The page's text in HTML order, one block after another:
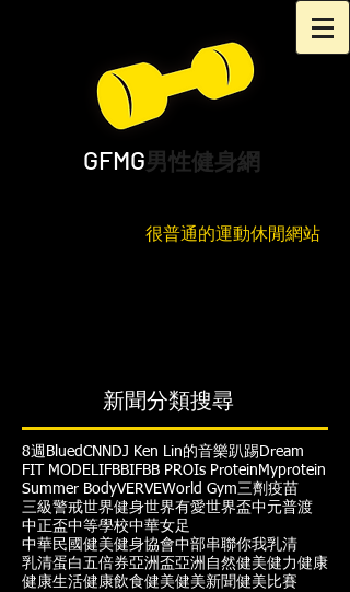
GFMG男性健身網
很普通的運動休閒網站
新聞分類搜尋
8週 BluedCNN DJ Ken Lin的音樂趴踢 Dream
FIT MODELIFBBIFBB PROIs Protein Myprotein
Summer BodyVERVEWorld Gym三劑疫苗
三級警戒世界健身世界有愛世界盃中元普渡
中正盃中等學校中華女足
中華民國健美健身協會中部串聯你我乳清
乳清蛋白五倍券亞洲盃亞洲自然健美健力健康
健康生活健康飲食健美健美新聞健美比賽